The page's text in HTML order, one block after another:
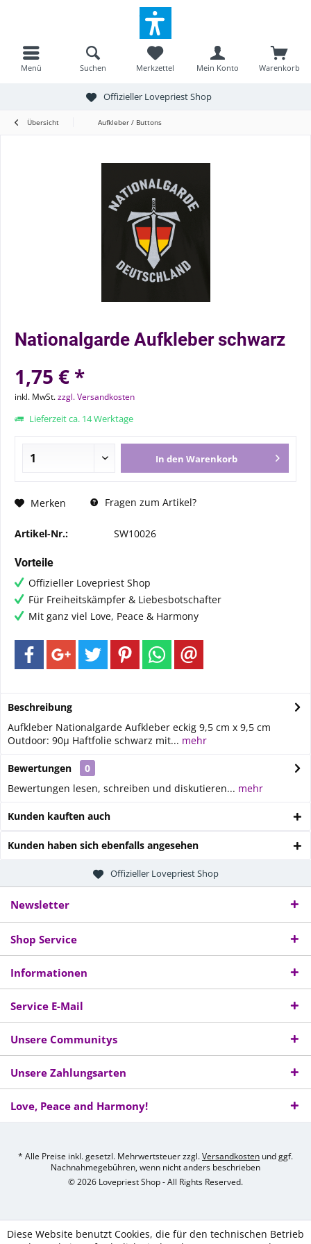
Menü Warenkorb
Merkzettel Mein Konto
Suchen
Offizieller Lovepriest Shop
Übersicht Aufkleber / Buttons
Nationalgarde Aufkleber schwarz
1,75 € *
inkl. MwSt.zzgl. Versandkosten
Lieferzeit ca. 14 Werktage
In den Warenkorb
Merken Fragen zum Artikel?
Artikel-Nr.: SW10026
Vorteile
Offizieller Lovepriest Shop
Für Freiheitskämpfer & Liebesbotschafter
Mit ganz viel Love, Peace & Harmony
Beschreibung
Aufkleber Nationalgarde Aufkleber eckig 9,5 cm x 9,5 cm
Outdoor: 90µ Haftfolie schwarz mit... mehr
Bewertungen
0
Bewertungen lesen, schreiben und diskutieren... mehr
Kunden kauften auch
Kunden haben sich ebenfalls angesehen
Offizieller Lovepriest Shop
Newsletter
Shop Service
Informationen
Service E-Mail
Unsere Communitys
Unsere Zahlungsarten
Love, Peace and Harmony!
* Alle Preise inkl. gesetzl. Mehrwertsteuer zzgl.Versandkosten und ggf.
Nachnahmegebühren, wenn nicht anders beschrieben
© 2026 Lovepriest Shop - All Rights Reserved.
Diese Website benutzt Cookies, die für den technischen Betrieb